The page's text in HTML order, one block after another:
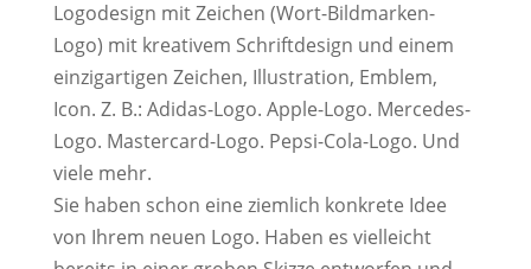
Logodesign mit Zeichen (Wort-Bildmarken-
Logo) mit kreativem Schriftdesign und einem
einzigartigen Zeichen, Illustration, Emblem,
Icon. Z. B.: Adidas-Logo. Apple-Logo. Mercedes-
Logo. Mastercard-Logo. Pepsi-Cola-Logo. Und
viele mehr.
Sie haben schon eine ziemlich konkrete Idee
von Ihrem neuen Logo. Haben es vielleicht